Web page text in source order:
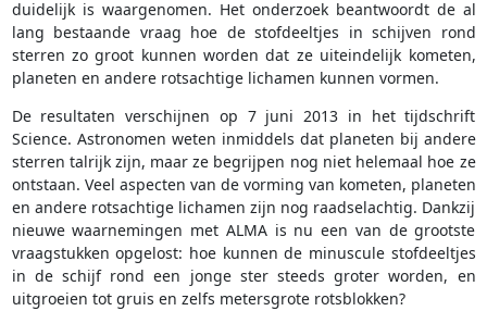
duidelijk is waargenomen. Het onderzoek beantwoordt de al
lang bestaande vraag hoe de stofdeeltjes in schijven rond
sterren zo groot kunnen worden dat ze uiteindelijk kometen,
planeten en andere rotsachtige lichamen kunnen vormen.
De resultaten verschijnen op 7 juni 2013 in het tijdschrift
Science. Astronomen weten inmiddels dat planeten bij andere
sterren talrijk zijn, maar ze begrijpen nog niet helemaal hoe ze
ontstaan. Veel aspecten van de vorming van kometen, planeten
en andere rotsachtige lichamen zijn nog raadselachtig. Dankzij
nieuwe waarnemingen met ALMA is nu een van de grootste
vraagstukken opgelost: hoe kunnen de minuscule stofdeeltjes
in de schijf rond een jonge ster steeds groter worden, en
uitgroeien tot gruis en zelfs metersgrote rotsblokken?